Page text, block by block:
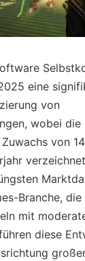
eine
von
wobei die
von
Branche,
mit
diese